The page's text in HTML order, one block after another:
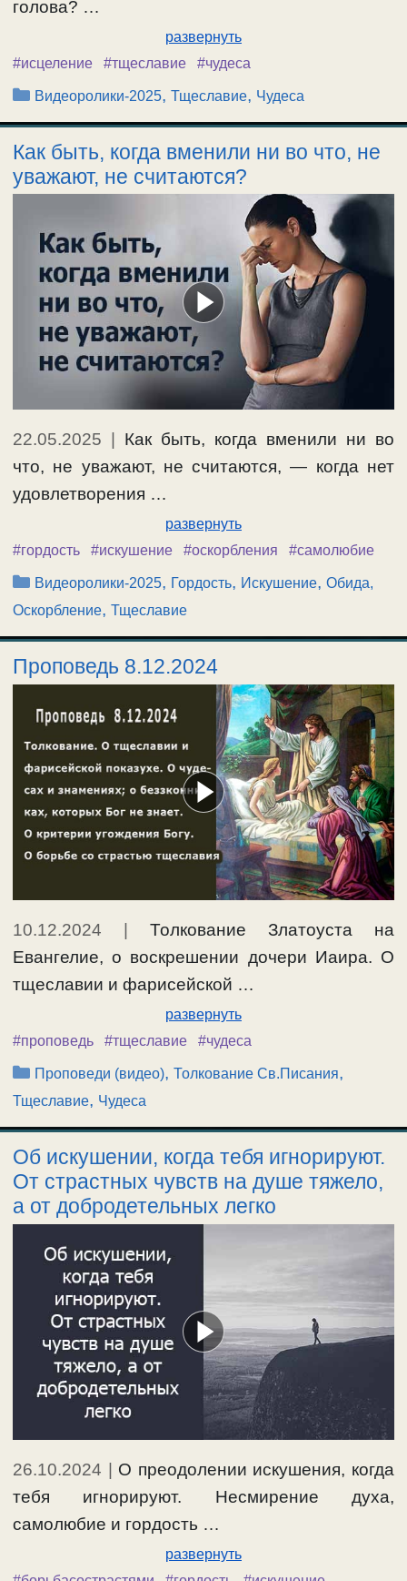
голова? …
развернуть
#исцеление
#тщеславие #чудеса
Рубрики
Видеоролики-2025,Тщеславие, Чудеса
Как быть, когда вменили ни во что, не
уважают, не считаются?
22.05.2025
Как быть, когда вменили ни во
что, не уважают, не считаются, — когда нет
удовлетворения …
развернуть
#гордость
#искушение #оскорбления #самолюбие
Рубрики
Видеоролики-2025, Гордость, Искушение,Обида,
Оскорбление, Тщеславие
Проповедь 8.12.2024
10.12.2024
Толкование Златоуста на
Евангелие, о воскрешении дочери Иаира. О
тщеславии и фарисейской …
развернуть
#проповедь
#тщеславие #чудеса
Рубрики
Проповеди (видео),Толкование Св.Писания,
Тщеславие, Чудеса
Об искушении, когда тебя игнорируют.
От страстных чувств на душе тяжело,
а от добродетельных легко
26.10.2024
О преодолении искушения, когда
тебя игнорируют. Несмирение духа,
самолюбие и гордость …
развернуть